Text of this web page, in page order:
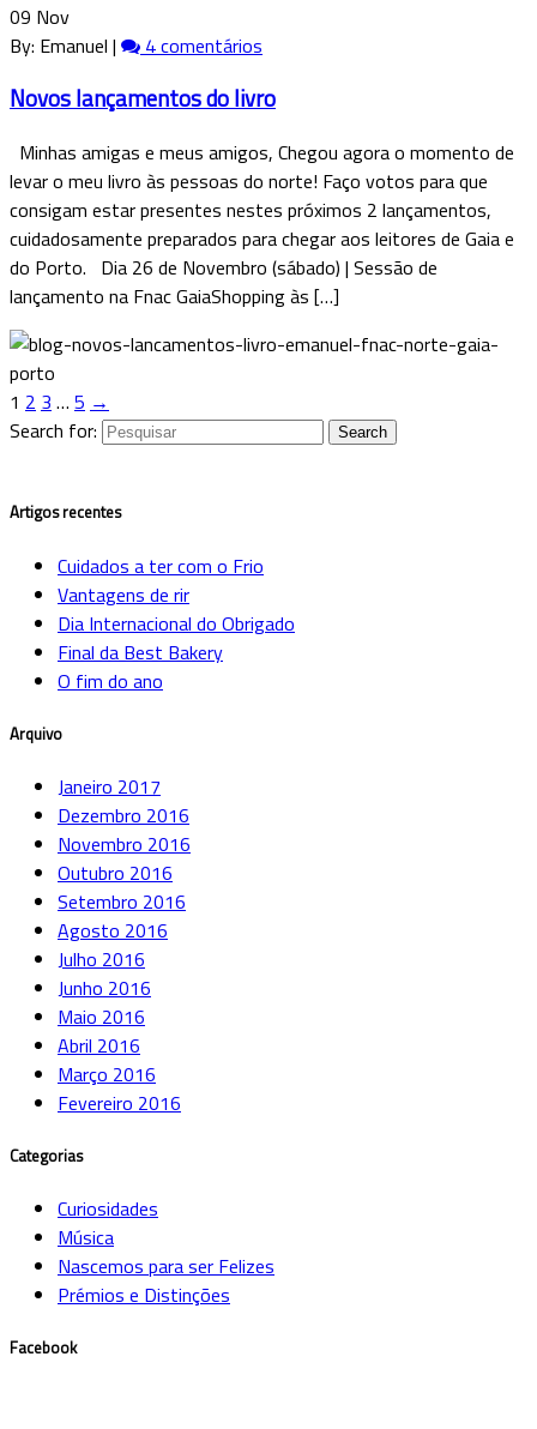
09 Nov
By: Emanuel |
4 comentários
Novos lançamentos do livro
Minhas amigas e meus amigos, Chegou agora o momento de
levar o meu livro às pessoas do norte! Faço votos para que
consigam estar presentes nestes próximos 2 lançamentos,
cuidadosamente preparados para chegar aos leitores de Gaia e
do Porto. Dia 26 de Novembro (sábado) | Sessão de
lançamento na Fnac GaiaShopping às […]
1 2 3 … 5 →
Search for:
Artigos recentes
Cuidados a ter com o Frio
Vantagens de rir
Dia Internacional do Obrigado
Final da Best Bakery
O fim do ano
Arquivo
Janeiro 2017
Dezembro 2016
Novembro 2016
Outubro 2016
Setembro 2016
Agosto 2016
Julho 2016
Junho 2016
Maio 2016
Abril 2016
Março 2016
Fevereiro 2016
Categorias
Curiosidades
Música
Nascemos para ser Felizes
Prémios e Distinções
Facebook